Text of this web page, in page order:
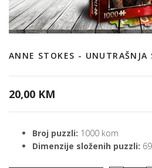
ANNE STOKES - UNUTRAŠNJA
20,00 KM
Broj puzzli: 1000 kom
Dimenzije složenih puzzli: